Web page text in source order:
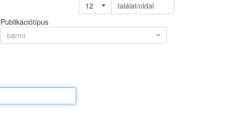
12
találat/oldal
Publikációtípus
bármi